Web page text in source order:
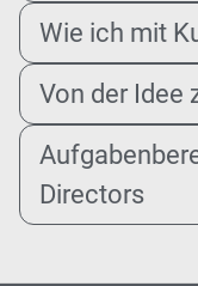
Wie ich mit
Von der Idee
Directors